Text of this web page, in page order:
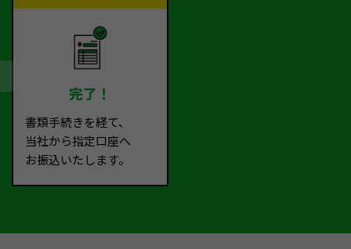
完了！
書類手続きを経て、
当社から指定口座へ
お振込いたします。